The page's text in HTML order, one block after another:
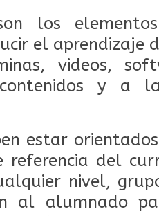
los
el aprendizaje
videos,
y a
estar
del
nivel,
al alumnado